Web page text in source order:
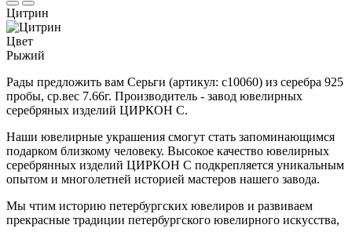
Цитрин
Цвет
Рыжий
Рады предложить вам Серьги (артикул: с10060) из серебра 925
пробы, ср.вес 7.66г. Производитель - завод ювелирных
серебряных изделий ЦИРКОН С.
Наши ювелирные украшения смогут стать запоминающимся
подарком близкому человеку. Высокое качество ювелирных
серебрянных изделий ЦИРКОН С подкрепляется уникальным
опытом и многолетней историей мастеров нашего завода.
Мы чтим историю петербургских ювелиров и развиваем
прекрасные традиции петербургского ювелирного искусства,